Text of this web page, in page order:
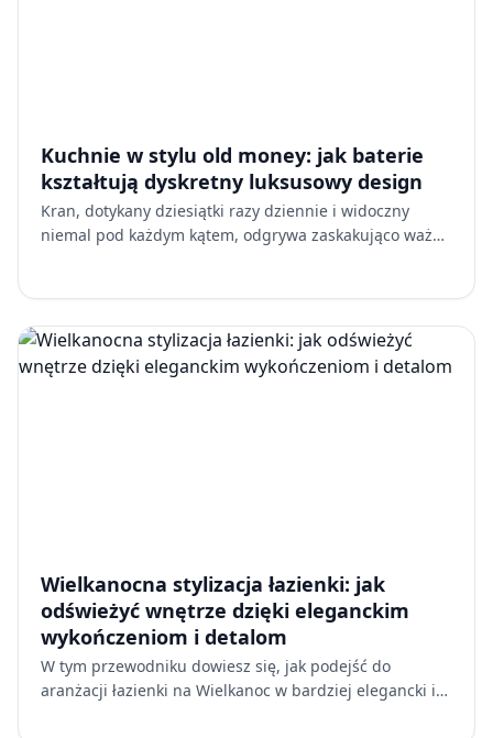
Kuchnie w stylu old money: jak baterie
kształtują dyskretny luksusowy design
Kran, dotykany dziesiątki razy dziennie i widoczny
niemal pod każdym kątem, odgrywa zaskakująco ważną
Wielkanocna stylizacja łazienki: jak
odświeżyć wnętrze dzięki eleganckim
wykończeniom i detalom
W tym przewodniku dowiesz się, jak podejść do
aranżacji łazienki na Wielkanoc w bardziej elegancki i